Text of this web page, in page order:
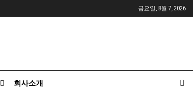
금요일, 8월 7, 2026
회사소개